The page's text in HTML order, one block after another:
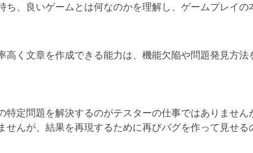
、良いゲームとは何なのかを理解し、ゲームプレイ
く文章を作成できる能力は、機能欠陥や問題発見方
定問題を解決するのがテスターの仕事ではありません
んが、結果を再現するために再びバグを作って見せる